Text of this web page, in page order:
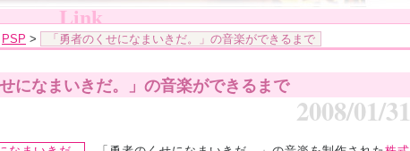
Link
PSP >
「勇者のくせになまいきだ。」の音楽ができるまで
せになまいきだ。」の音楽ができるまで
2008/01/31